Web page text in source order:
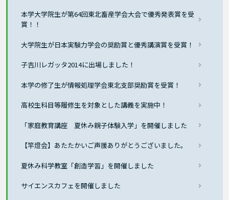
本学大学院生が第64回東北畜産学会大会で優秀発表賞を受
賞！！
大学院生が日本実験力学会の奨励賞と優秀講演賞を受賞！
子吉川レガッタ2014に出場しました！
本学の修了生が情報処理学会東北支部奨励賞を受賞！
高校生科目等履修生を対象とした講義を実施中！
「家庭教育講座 夏休み親子体験入学」を開催しました
【竿燈会】あたたかいご声援ありがとうございました。
夏休み科学教室「創造学習」を開催しました
サイエンスカフェを開催しました